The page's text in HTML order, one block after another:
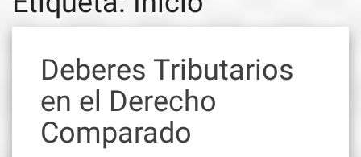
Deberes Tributarios
en el Derecho
Comparado